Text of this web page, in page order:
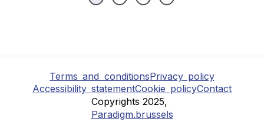
Terms and conditionsPrivacy policy
Accessibility statementCookie policyContact
Copyrights 2025,
Paradigm.brussels